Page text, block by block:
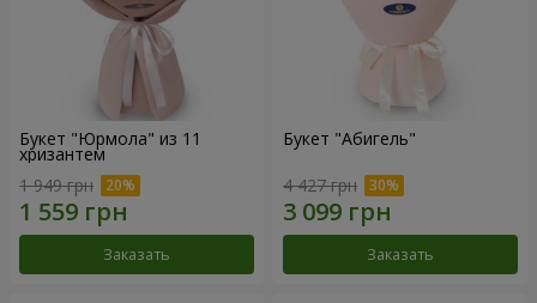
Букет "Юрмола" из 11
хризантем
1 949 грн
Заказать
Букет "Абигель"
4 427 грн
Заказать